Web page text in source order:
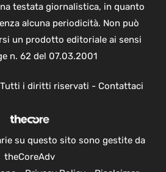
testata giornalistica, in quanto
alcuna periodicità. Non può
un prodotto editoriale ai sensi
n. 62 del 07.03.2001
i diritti riservati - Contattaci
su questo sito sono gestite da
theCoreAdv